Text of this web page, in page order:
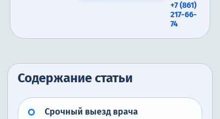
+7 (861)
217-66-
74
Содержание статьи
Срочный выезд врача